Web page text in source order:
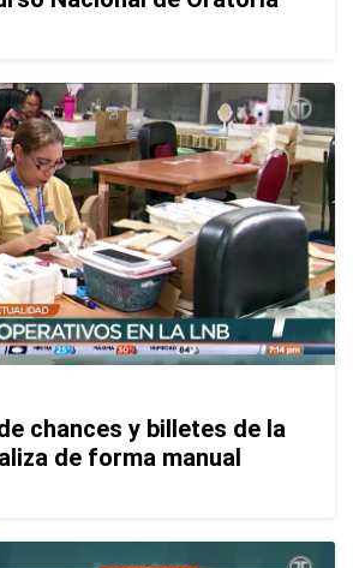
chances y billetes de la
de forma manual